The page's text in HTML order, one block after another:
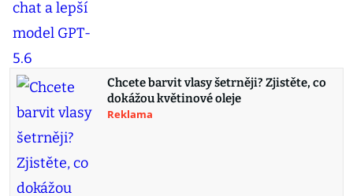
Chcete barvit vlasy šetrněji? Zjistěte, co
dokážou květinové oleje
Reklama